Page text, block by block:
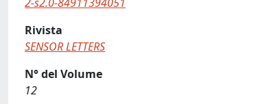
Rivista
SENSOR LETTERS
N° del Volume
12